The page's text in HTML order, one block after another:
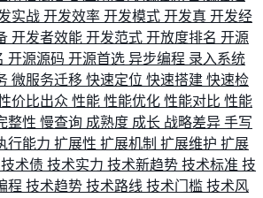
实战 开发效率 开发模式 开发真 开发经
开发者效能 开发范式 开放度排名 开源
开源源码 开源首选 异步编程 录入系统
微服务迁移 快速定位 快速搭建 快速检
价比出众 性能 性能优化 性能对比 性能
整性 慢查询 成熟度 成长 战略差异 手写
行能力 扩展性 扩展机制 扩展维护 扩展
技术债 技术实力 技术新趋势 技术标准 技
程 技术趋势 技术路线 技术门槛 技术风